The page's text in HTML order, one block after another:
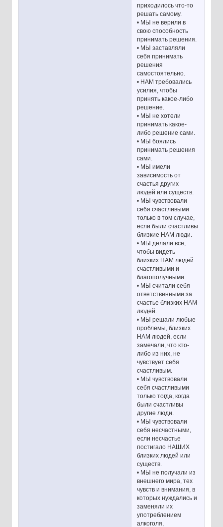
приходилось что-то
решать самому.
• МЫ не верили в
свою способность
принимать решения.
• МЫ заставляли
себя принимать
решения
самостоятельно.
• НАМ требовались
усилия, чтобы
принять какое-либо
решение.
• МЫ не хотели
принимать какое-
либо решение сами.
• МЫ боялись
принимать решения
сами.
• МЫ имели
зависимость от
счастья других
людей или существ.
• МЫ чувствовали
себя счастливыми
только в том случае,
если были счастливы
близкие НАМ люди.
• МЫ делали все,
чтобы видеть
близких НАМ людей
счастливыми и
благополучными.
• МЫ считали себя
ответственными за
счастье близких НАМ
людей.
• МЫ решали любые
проблемы, близких
НАМ людей, если
замечали, что кто-
либо из них, не
чувствует себя
счастливым.
• МЫ чувствовали
себя счастливыми
только тогда, когда
были счастливы
другие люди.
• МЫ чувствовали
себя несчастными,
если несчастье
постигало НАШИХ
близких людей или
существ.
• МЫ не получали из
внешнего мира, тех
чувств и внимания, в
которых нуждались и
заменяли их
употреблением
алкоголя,